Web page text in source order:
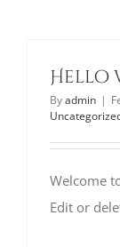
Hello
Byadmin |
Welcome
Edit or